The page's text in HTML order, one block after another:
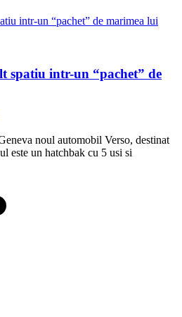
spatiu intr-un “pachet” de
noul automobil Verso, destinat
este un hatchbak cu 5 usi si